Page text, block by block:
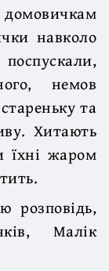
домовичкам
навколо
немов
та
Хитають
їхні жаром
розповідь,
Малік